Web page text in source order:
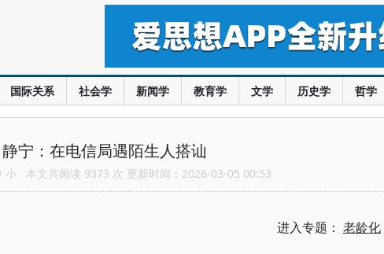
国际关系 社会学 新闻学 教育学 文学 历史学 哲学
静宁：在电信局遇陌生人搭讪
小 本文共阅读 9373 次 更新时间：2026-03-05 00:53
进入专题： 老龄化